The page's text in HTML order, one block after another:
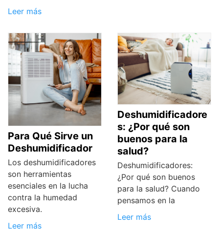
Leer más
Para Qué Sirve un
Deshumidificador
Los deshumidificadores
son herramientas
esenciales en la lucha
contra la humedad
excesiva.
Leer más
Deshumidificadore
s: ¿Por qué son
buenos para la
salud?
Deshumidificadores:
¿Por qué son buenos
para la salud? Cuando
pensamos en la
Leer más